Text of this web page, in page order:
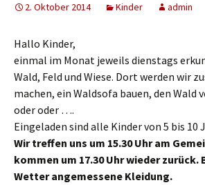
2. Oktober 2014 Kinder admin
Hallo Kinder,
einmal im Monat jeweils dienstags
Wald, Feld und Wiese. Dort werden wir
machen, ein Waldsofa bauen, den Wald
oder oder ….
Eingeladen sind alle Kinder von 5 bis 10
Wir treffen uns um 15.30 Uhr am
kommen um 17.30 Uhr wieder
Wetter angemessene Kleidung.